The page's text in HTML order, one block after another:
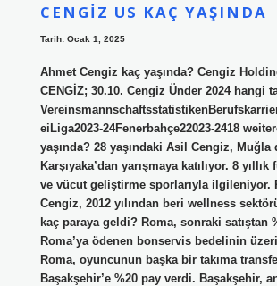
CENGIZ US KAÇ YAŞINDA
Tarih: Ocak 1, 2025
Ahmet Cengiz kaç yaşında? Cengiz
CENGİZ; 30.10. Cengiz Ünder 2024 hangi
eiLiga2023-24Fenerbahçe22023-2418
yaşında? 28 yaşındaki Asil Cengiz,
Karşıyaka’dan yarışmaya katılıyor. 8
ve vücut geliştirme sporlarıyla
Cengiz, 2012 yılından beri wellness
kaç paraya geldi? Roma, sonraki satıştan
Roma’ya ödenen bonservis bedelinin
Roma, oyuncunun başka bir takıma
Başakşehir’e %20 pay verdi. Başakşehir,